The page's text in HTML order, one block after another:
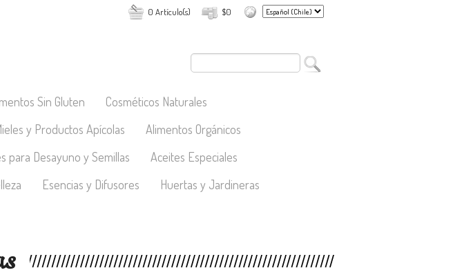
$0
0 Artículo(s)
Sin Gluten
Cosméticos Naturales
y Productos Apícolas
Alimentos Orgánicos
para Desayuno y Semillas
Aceites Especiales
Esencias y Difusores
Huertas y Jardineras